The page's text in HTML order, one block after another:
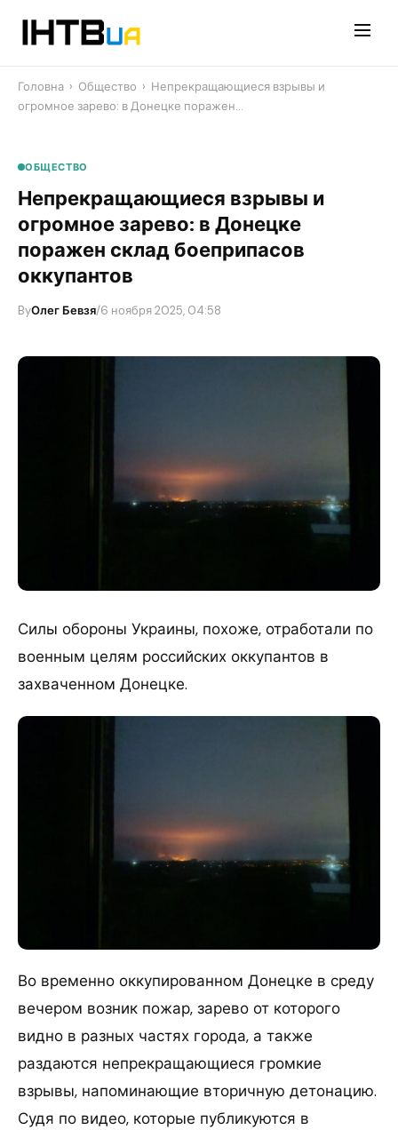
Головна › Общество › Непрекращающиеся взрывы и
огромное зарево: в Донецке поражен…
ОБЩЕСТВО
Непрекращающиеся взрывы и
огромное зарево: в Донецке
поражен склад боеприпасов
оккупантов
ByОлег Бевзя/6 ноября 2025, 04:58
Силы обороны Украины, похоже, отработали по
военным целям российских оккупантов в
захваченном Донецке.
Во временно оккупированном Донецке в среду
вечером возник пожар, зарево от которого
видно в разных частях города, а также
раздаются непрекращающиеся громкие
взрывы, напоминающие вторичную детонацию.
Судя по видео, которые публикуются в